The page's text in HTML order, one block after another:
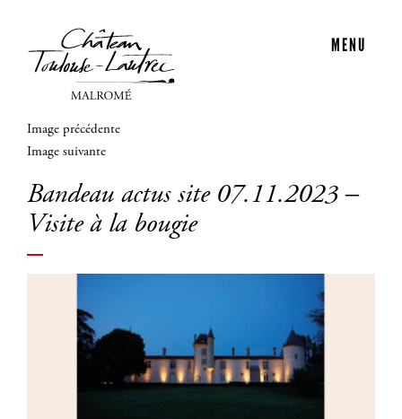
MENU
Image précédente
Image suivante
Bandeau actus site 07.11.2023 –
Visite à la bougie